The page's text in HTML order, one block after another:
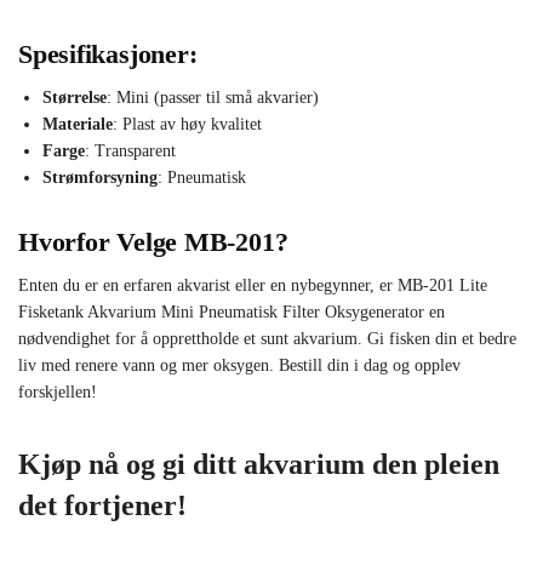
Spesifikasjoner:
Størrelse: Mini (passer til små akvarier)
Materiale: Plast av høy kvalitet
Farge: Transparent
Strømforsyning: Pneumatisk
Hvorfor Velge MB-201?
Enten du er en erfaren akvarist eller en nybegynner, er MB-201 Lite
Fisketank Akvarium Mini Pneumatisk Filter Oksygenerator en
nødvendighet for å opprettholde et sunt akvarium. Gi fisken din et bedre
liv med renere vann og mer oksygen. Bestill din i dag og opplev
forskjellen!
Kjøp nå og gi ditt akvarium den pleien
det fortjener!